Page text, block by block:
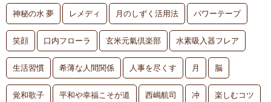
神秘の水 夢 レメディ 月のしずく活用法 パワーテープ
笑顔 口内フローラ 玄米元氣倶楽部 水素吸入器フレア
生活習慣 希薄な人間関係 人事を尽くす 月 脳
覚和歌子 平和や幸福こそが道 西嶋航司 冲 楽しむコツ